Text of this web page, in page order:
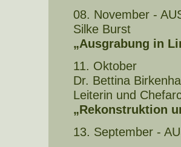
08. November -
Silke Burst
„Ausgrabung in
11. Oktober
Dr. Bettina
Leiterin und
„Rekonstruktion
13. September -